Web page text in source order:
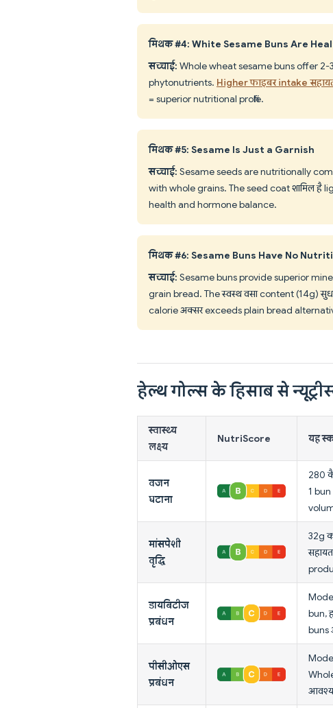
मिथक #4: White Sesame Buns Are
सच्चाई: Whole wheat sesame buns offer 2-
phytonutrients. Higher फाइबर intake
= superior nutritional profile.
मिथक #5: Sesame Is Just a Garnish
सच्चाई: Sesame seeds are nutritionally
with whole grains. The seed coat शामिल है
health and hormone balance.
मिथक #6: Sesame Buns Have No
सच्चाई: Sesame buns provide superior
grain bread. The स्वस्थ वसा content (14g)
calorie अक्सर exceeds plain bread
हेल्थ गोल्स के हिसाब से
स्वास्थ्य
लक्ष्य
NutriScore यह
वजन
घटाना
280
1
मांसपेशी
वृद्धि
32g
डायबिटीज
प्रबंधन
bun,
buns
पीसीओएस
प्रबंधन